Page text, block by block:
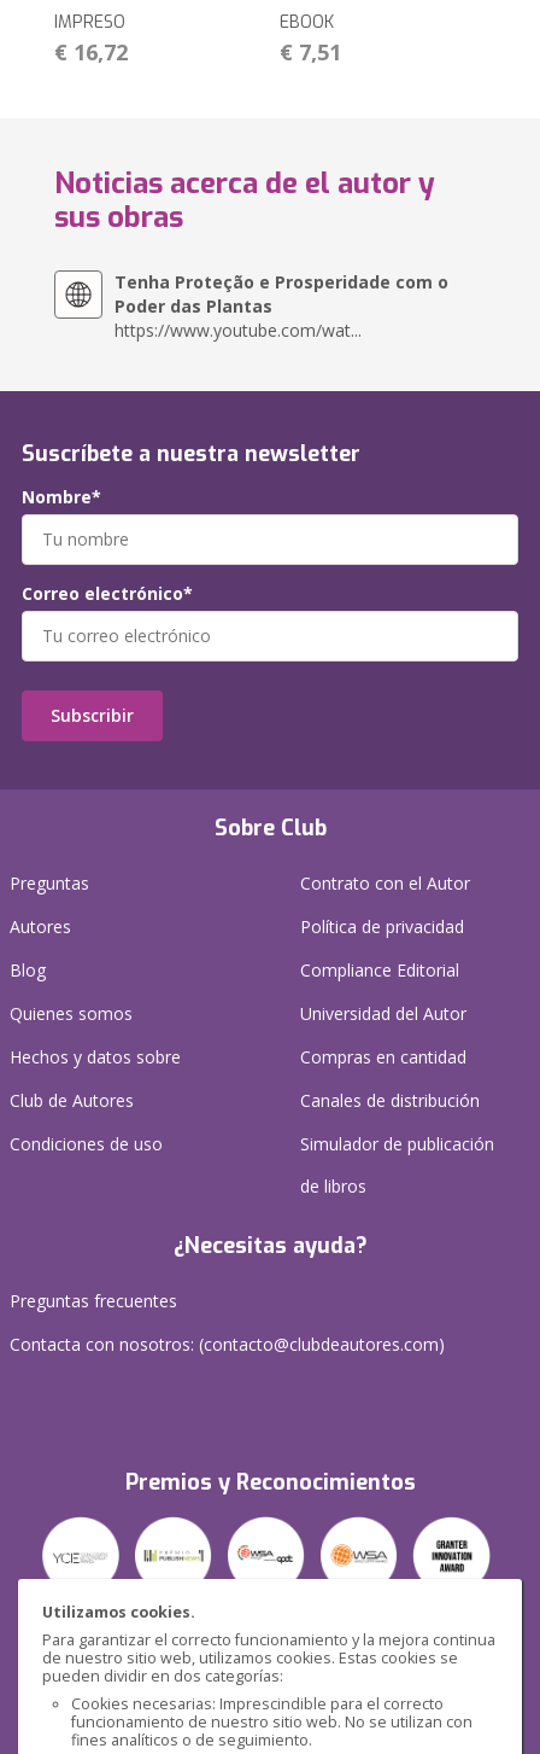
Utilizamos cookies.
Para garantizar el correcto funcionamiento y la mejora continua
de nuestro sitio web, utilizamos cookies. Estas cookies se
pueden dividir en dos categorías:
Cookies necesarias: Imprescindible para el correcto
funcionamiento de nuestro sitio web. No se utilizan con
fines analíticos o de seguimiento.
IMPRESO
€ 16,72
EBOOK
€ 7,51
Noticias acerca de el autor y
sus obras
Tenha Proteção e Prosperidade com o
Poder das Plantas
https://www.youtube.com/wat...
Sobre Club
Preguntas
Autores
Blog
Quienes somos
Hechos y datos sobre
Club de Autores
Condiciones de uso
Contrato con el Autor
Política de privacidad
Compliance Editorial
Universidad del Autor
Compras en cantidad
Canales de distribución
Simulador de publicación
de libros
¿Necesitas ayuda?
Preguntas frecuentes
Contacta con nosotros: (contacto@clubdeautores.com)
Premios y Reconocimientos
Seguridad
Suscríbete a nuestra newsletter
Nombre*
Correo electrónico*
Subscribir